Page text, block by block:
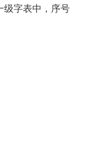
级字表中，序号